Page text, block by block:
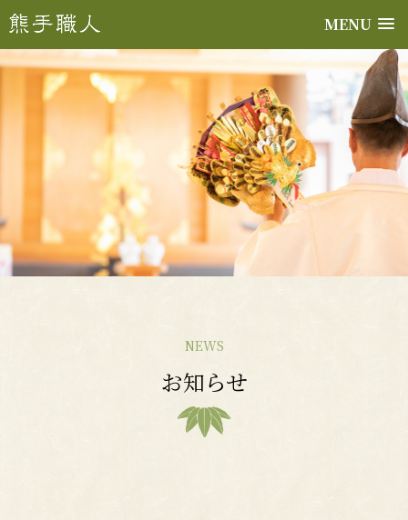
MENU
NEWS
お知らせ